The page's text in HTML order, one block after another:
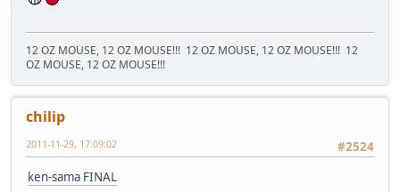
12 OZ MOUSE, 12 OZ MOUSE!!! 12 OZ MOUSE, 12 OZ MOUSE!!! 12
OZ MOUSE, 12 OZ MOUSE!!!
chilip
#2524
2011-11-29, 17:09:02
ken-sama FINAL